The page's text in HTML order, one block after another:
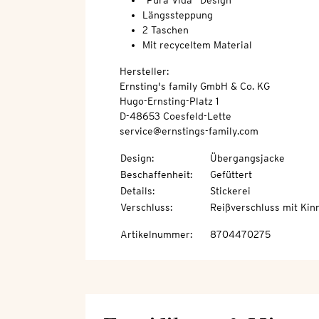
Längssteppung
2 Taschen
Mit recyceltem Material
Hersteller:
Ernsting's family GmbH & Co. KG
Hugo-Ernsting-Platz 1
D-48653 Coesfeld-Lette
service@ernstings-family.com
Design:
Übergangsjacke
Beschaffenheit:
Gefüttert
Details:
Stickerei
Verschluss: Reißverschluss mit
Artikelnummer: 8704470275